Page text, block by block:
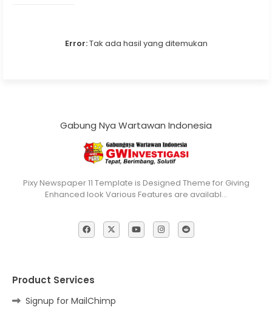
Error:Tak ada hasil yang ditemukan
Gabung Nya Wartawan Indonesia
Pixy Newspaper 11 Template is Designed Theme for Giving
Enhanced look Various Features are availabl…
Product Services
Signup for MailChimp